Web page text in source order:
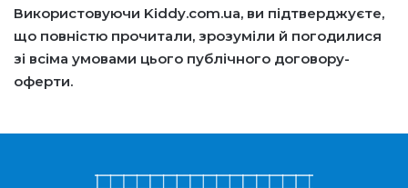
Використовуючи Kiddy.com.ua, ви підтверджуєте,
що повністю прочитали, зрозуміли й погодилися
зі всіма умовами цього публічного договору-
оферти.